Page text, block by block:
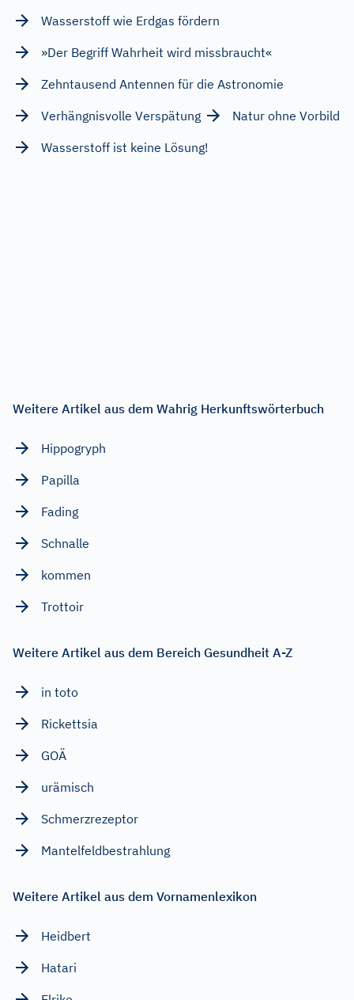
Wasserstoff wie Erdgas fördern
»Der Begriff Wahrheit wird missbraucht«
Zehntausend Antennen für die Astronomie
Verhängnisvolle Verspätung
Natur ohne Vorbild
Wasserstoff ist keine Lösung!
Weitere Artikel aus dem Wahrig Herkunftswörterbuch
Hippogryph
Papilla
Fading
Schnalle
kommen
Trottoir
Weitere Artikel aus dem Bereich Gesundheit A-Z
in toto
Rickettsia
GOÄ
urämisch
Schmerzrezeptor
Mantelfeldbestrahlung
Weitere Artikel aus dem Vornamenlexikon
Heidbert
Hatari